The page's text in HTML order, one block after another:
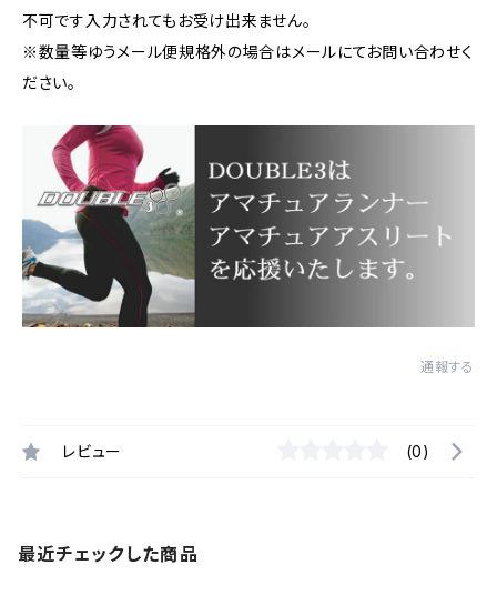
不可です入力されてもお受け出来ません。
※数量等ゆうメール便規格外の場合はメールにてお問い合わせく
ださい。
通報する
レビュー (0)
最近チェックした商品